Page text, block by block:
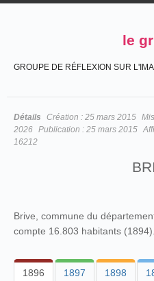
le
GROUPE DE RÉFLEXION SUR
Détails Création : 25 mars 2015
2026 Publication : 25 mars 2015
16212
Brive, commune du
compte 16.803 habitants (1894).
1896 1897 1898